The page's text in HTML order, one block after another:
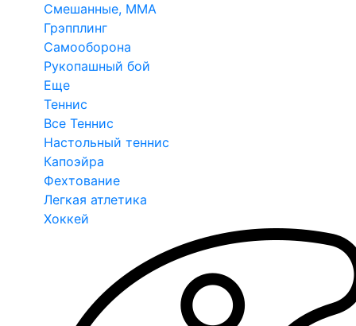
Смешанные, ММА
Грэпплинг
Самооборона
Рукопашный бой
Еще
Теннис
Все Теннис
Настольный теннис
Капоэйра
Фехтование
Легкая атлетика
Хоккей